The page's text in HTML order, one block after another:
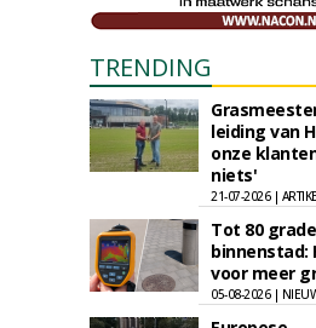
TRENDING
leiding van
onze
niets'
21-07-2026 |
Tot 80
binnenstad:
voor meer
05-08-2026 |